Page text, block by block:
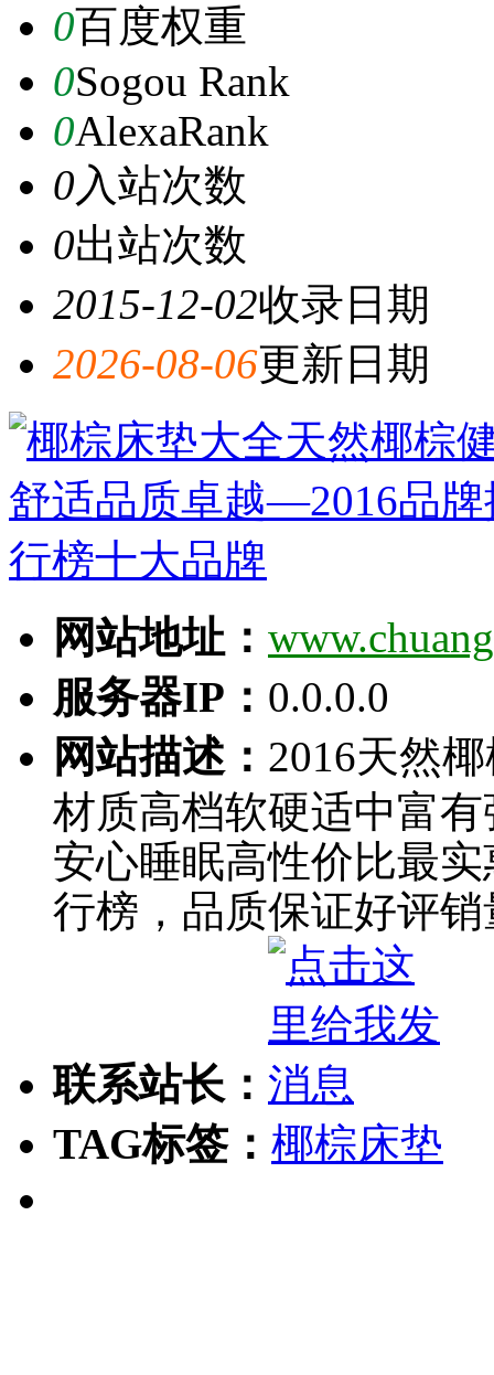
0百度权重
0Sogou Rank
0AlexaRank
0入站次数
0出站次数
2015-12-02收录日期
2026-08-06更新日期
网站地址：
服务器IP： 0.0.0.0
网站描述： 2016天然
材质高档软硬适中富
安心睡眠高性价比最
行榜，品质保证好评
联系站长：
TAG标签： 椰棕床垫